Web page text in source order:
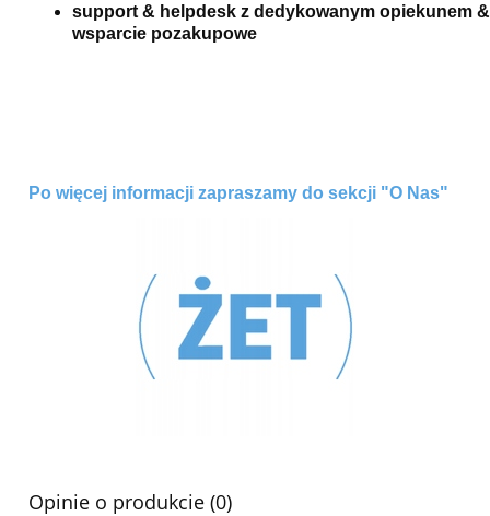
support & helpdesk z dedykowanym opiekunem &
wsparcie pozakupowe
Po więcej informacji zapraszamy do sekcji "O Nas"
Opinie o produkcie (0)